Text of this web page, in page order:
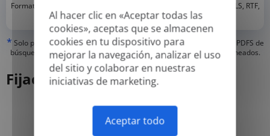
Al hacer clic en «Aceptar todas las
cookies», aceptas que se almacenen
cookies en tu dispositivo para
mejorar la navegación, analizar el uso
del sitio y colaborar en nuestras
iniciativas de marketing.
Aceptar todo
Formatos compatibles: DOC, DOCX, ODT, PDF , CSV, PPTX, XLSX, XLS, RTF,
TXT
* Solo podemos traducir pdfs 'verdaderos' o creados digitalmente y PDFS de
búsqueda, pero no podemos traducir PDFS 'solo de imagen' o escaneados.
Fijación de precios
Mensual Anual